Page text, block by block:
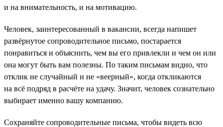
и на внимательность, и на мотивацию.
Человек, заинтересованный в вакансии, всегда напишет
развёрнутое сопроводительное письмо, постарается
понравиться и объяснить, чем вы его привлекли и чем он или
она могут быть вам полезны. По таким письмам видно, что
отклик не случайный и не «веерный», когда откликаются
на всё подряд в расчёте на удачу. Значит, человек сознательно
выбирает именно вашу компанию.
Сохраняйте сопроводительные письма, чтобы видеть всю